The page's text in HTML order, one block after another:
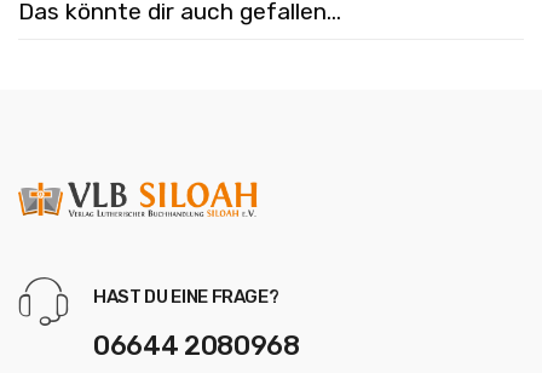
Das könnte dir auch gefallen…
HAST DU EINE FRAGE?
06644 2080968